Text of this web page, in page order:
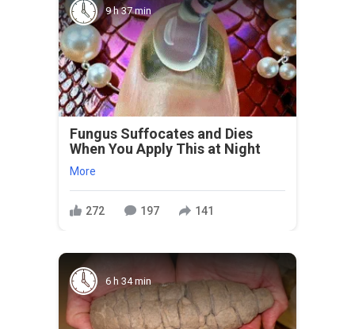
9 h 37 min
Fungus Suffocates and Dies
When You Apply This at Night
More
272 197 141
6 h 34 min